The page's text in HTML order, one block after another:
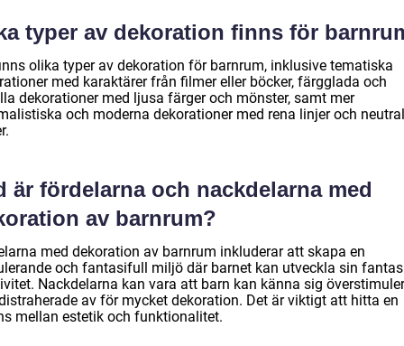
typer av dekoration finns för
olika typer av dekoration för barnrum, inklusive tematiska
med karaktärer från filmer eller böcker, färgglada och
dekorationer med ljusa färger och mönster, samt mer
och moderna dekorationer med rena linjer och
är fördelarna och nackdelarna med
av barnrum?
med dekoration av barnrum inkluderar att skapa en
och fantasifull miljö där barnet kan utveckla sin
Nackdelarna kan vara att barn kan känna sig
av för mycket dekoration. Det är viktigt att hitta en
mellan estetik och funktionalitet.